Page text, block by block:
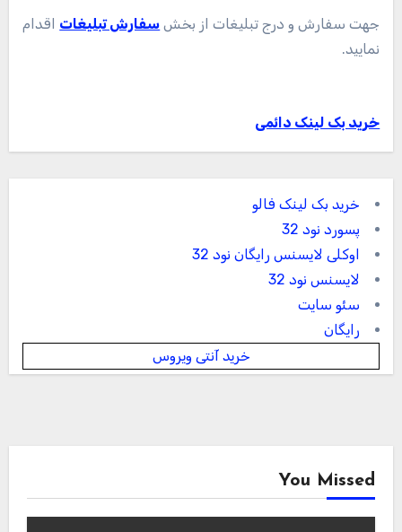
جهت سفارش و درج تبلیغات از بخش سفارش تبلیغات اقدام
نمایید.
خرید بک لینک دائمی
خرید بک لینک فالو
پسورد نود 32
اوکلی لایسنس رایگان نود 32
لایسنس نود 32
سئو سایت
رایگان
خرید آنتی ویروس
You Missed